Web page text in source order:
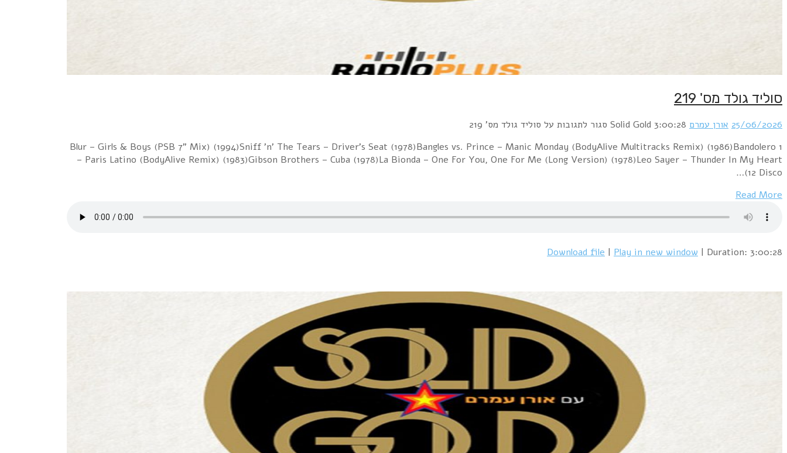
סוליד גולד מס' 219
25/06/2026 אורן עמרם Solid Gold 3:00:28 סגור לתגובות על סוליד גולד מס' 219
1 Blur – Girls & Boys (PSB 7" Mix) (1994)Sniff 'n' The Tears – Driver's Seat (1978)Bangles vs. Prince – Manic Monday (BodyAlive Multitracks Remix) (1986)Bandolero
– Paris Latino (BodyAlive Remix) (1983)Gibson Brothers – Cuba (1978)La Bionda – One For You, One For Me (Long Version) (1978)Leo Sayer – Thunder In My Heart
(12 Disco…
Read More
Download file | Play in new window | Duration: 3:00:28